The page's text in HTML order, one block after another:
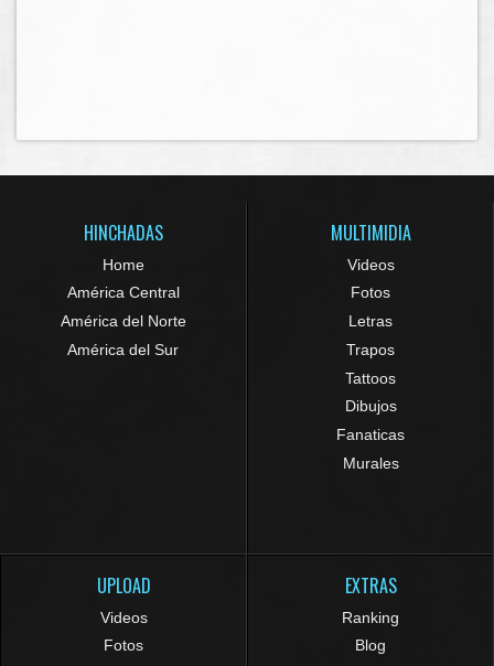
HINCHADAS
Home
América Central
América del Norte
América del Sur
MULTIMIDIA
Videos
Fotos
Letras
Trapos
Tattoos
Dibujos
Fanaticas
Murales
UPLOAD
Videos
Fotos
EXTRAS
Ranking
Blog